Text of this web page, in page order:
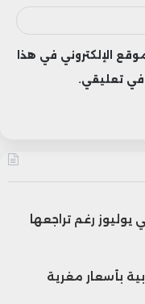
ريبل (XRP): ارتفع سعر العملة بنسبة 3.1%
ليصل إلى 2.49 دولار بحلول الساعة 20:54
البديلة وسط
تجد لنفسها
على
الإلكتروني في هذا
في تعليقي.
المغربية تقفز 15.4% في يوليوز رغم تراجعها
بأسعار مغرية